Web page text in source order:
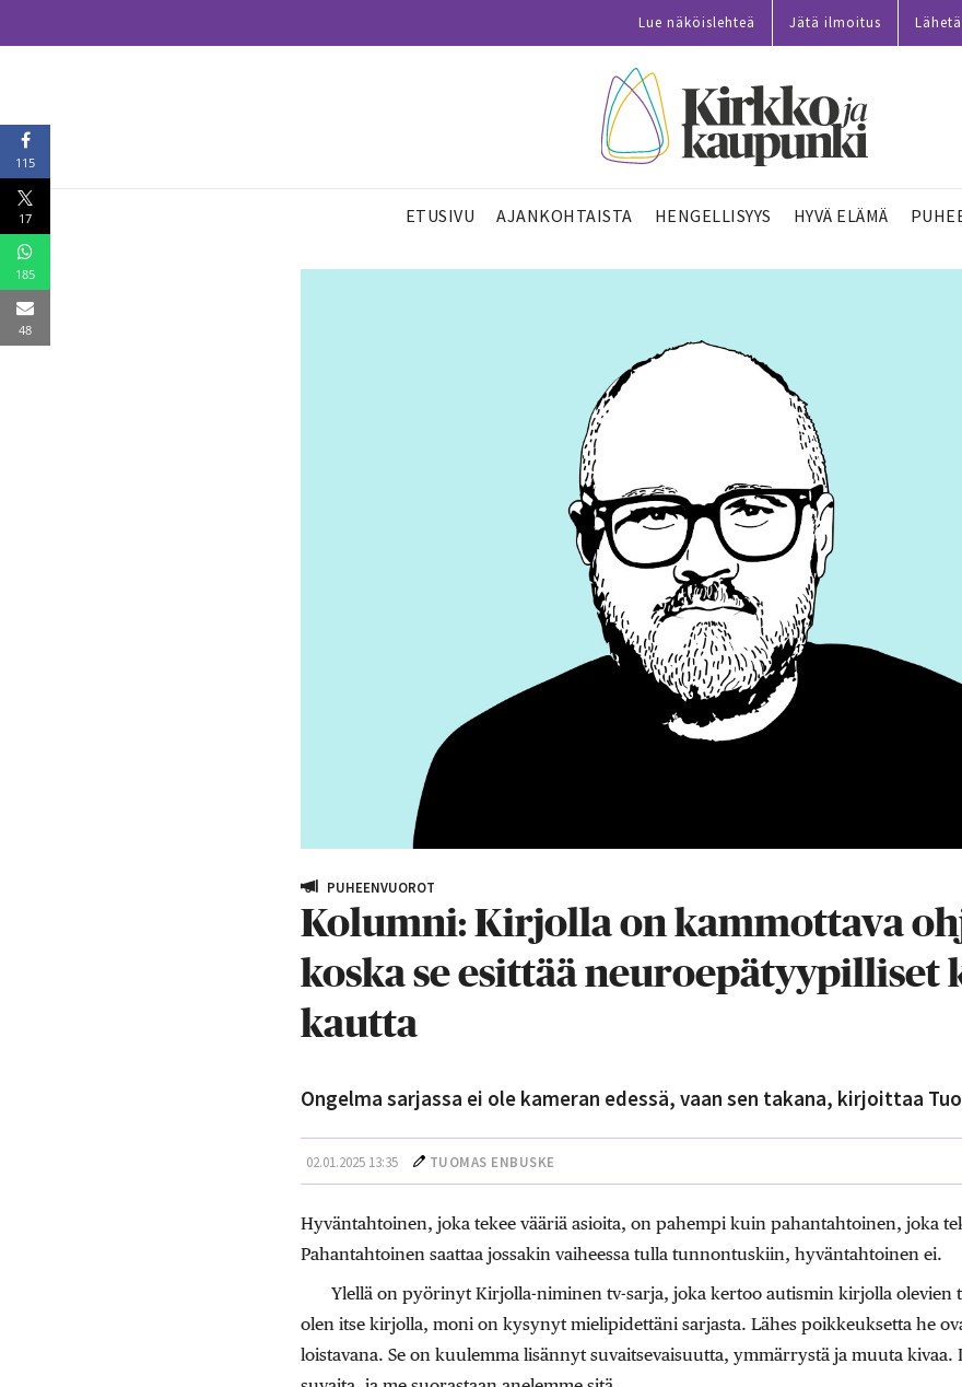
Lue näköislehteä Jätä ilmoitus
ETUSIVU AJANKOHTAISTA HENGELLISYYS HYVÄ ELÄMÄ
PUHEENVUOROT
Kolumni: Kirjolla on kammottava
koska se esittää neuroepätyypilliset
kautta
Ongelma sarjassa ei ole kameran edessä, vaan sen takana, kirjoittaa
02.01.2025 13:35 TUOMAS ENBUSKE
Hyväntahtoinen, joka tekee vääriä asioita, on pahempi kuin pahantahtoinen, joka
Pahantahtoinen saattaa jossakin vaiheessa tulla tunnontuskiin, hyväntahtoinen ei.
Ylellä on pyörinyt Kirjolla-niminen tv-sarja, joka kertoo autismin kirjolla olevien
olen itse kirjolla, moni on kysynyt mielipidettäni sarjasta. Lähes poikkeuksetta he
loistavana. Se on kuulemma lisännyt suvaitsevaisuutta, ymmärrystä ja muuta kivaa.
115
17
185
48